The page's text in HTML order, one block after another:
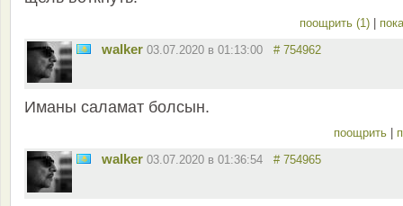
поощрить (1) |
walker 03.07.2020 в 01:13:00 # 754962
Иманы саламат болсын.
поощрить |
walker 03.07.2020 в 01:36:54 # 754965